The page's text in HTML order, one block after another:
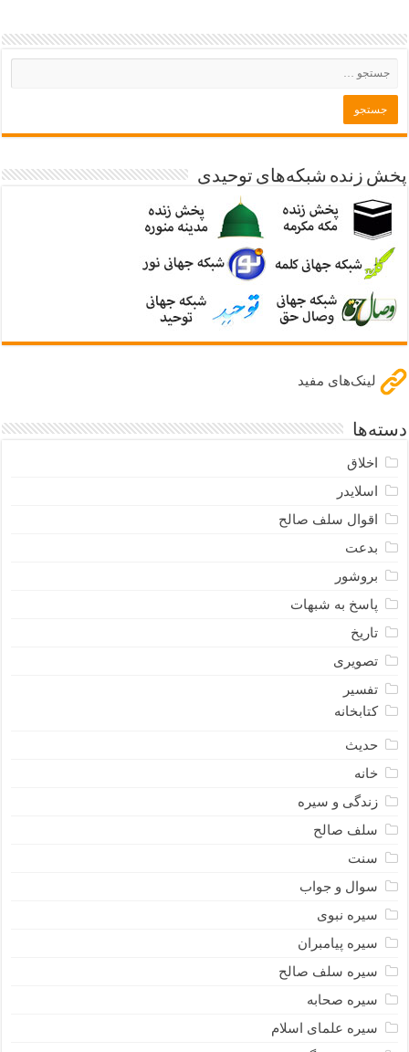
پخش زنده شبکه‌های توحیدی
لینک‌های مفید
دسته‌ها
اخلاق
اسلایدر
اقوال سلف صالح
بدعت
بروشور
پاسخ به شبهات
تاریخ
تصویری
تفسیر
کتابخانه
حدیث
خانه
زندگی و سیره
سلف صالح
سنت
سوال و جواب
سیره نبوى
سیره پیامبران
سیره سلف صالح
سیره صحابه
سیره علمای اسلام